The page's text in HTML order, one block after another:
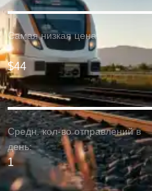
Самая низкая цена:
$44
Средн. кол-во отправлений в
день:
1